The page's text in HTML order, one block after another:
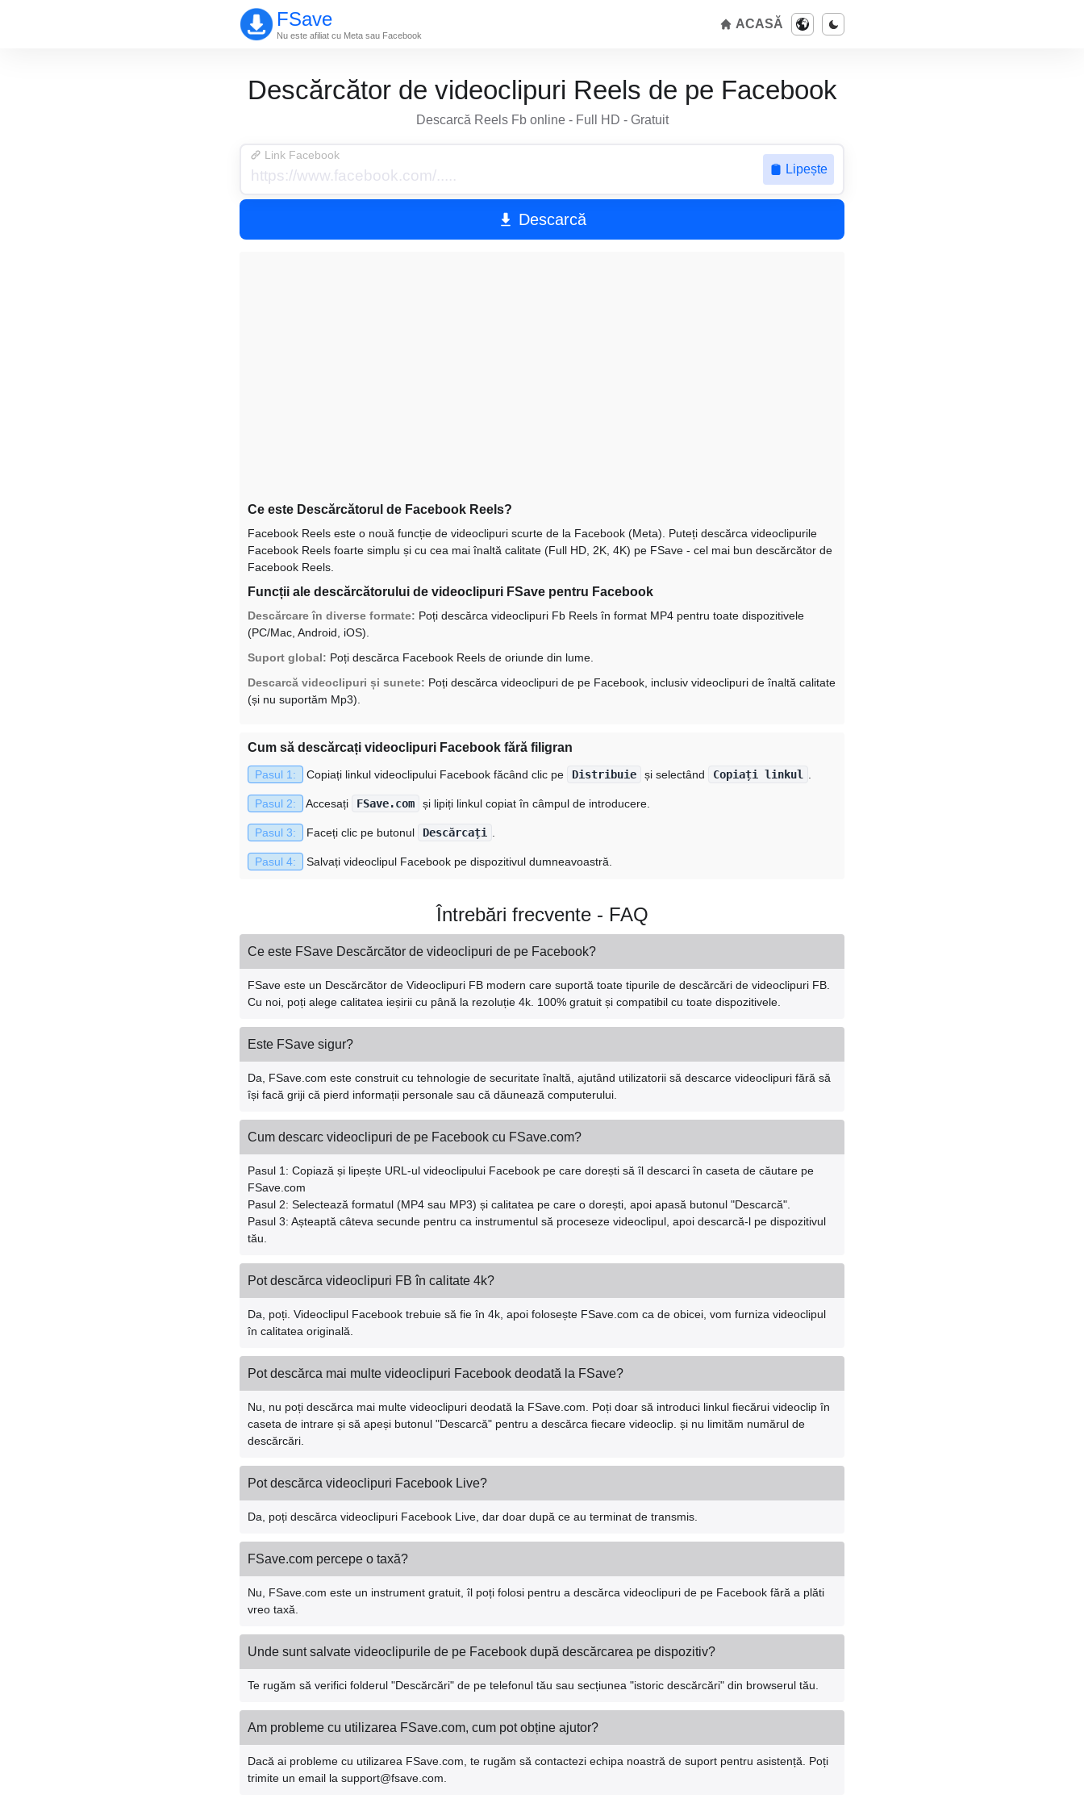
FSave
Nu este afiliat cu Meta sau Facebook
ACASĂ
Descărcător de videoclipuri Reels de pe Facebook
Descarcă Reels Fb online - Full HD - Gratuit
Link Facebook
Lipește
Descarcă
Ce este Descărcătorul de Facebook Reels?
Facebook Reels este o nouă funcție de videoclipuri scurte de la Facebook (Meta). Puteți descărca videoclipurile
Facebook Reels foarte simplu și cu cea mai înaltă calitate (Full HD, 2K, 4K) pe FSave - cel mai bun descărcător de
Facebook Reels.
Funcții ale descărcătorului de videoclipuri FSave pentru Facebook
Descărcare în diverse formate: Poți descărca videoclipuri Fb Reels în format MP4 pentru toate dispozitivele
(PC/Mac, Android, iOS).
Suport global: Poți descărca Facebook Reels de oriunde din lume.
Descarcă videoclipuri și sunete: Poți descărca videoclipuri de pe Facebook, inclusiv videoclipuri de înaltă calitate
(și nu suportăm Mp3).
Cum să descărcați videoclipuri Facebook fără filigran
Pasul 1: Copiați linkul videoclipului Facebook făcând clic pe Distribuie și selectând Copiați linkul
Pasul 2: Accesați FSave.com și lipiți linkul copiat în câmpul de introducere.
Pasul 3: Faceți clic pe butonul Descărcați
Pasul 4: Salvați videoclipul Facebook pe dispozitivul dumneavoastră.
Întrebări frecvente - FAQ
Ce este FSave Descărcător de videoclipuri de pe Facebook?
FSave este un Descărcător de Videoclipuri FB modern care suportă toate tipurile de descărcări de videoclipuri FB.
Cu noi, poți alege calitatea ieșirii cu până la rezoluție 4k. 100% gratuit și compatibil cu toate dispozitivele.
Este FSave sigur?
Da, FSave.com este construit cu tehnologie de securitate înaltă, ajutând utilizatorii să descarce videoclipuri fără să
își facă griji că pierd informații personale sau că dăunează computerului.
Cum descarc videoclipuri de pe Facebook cu FSave.com?
Pasul 1: Copiază și lipește URL-ul videoclipului Facebook pe care dorești să îl descarci în caseta de căutare pe
FSave.com
Pasul 2: Selectează formatul (MP4 sau MP3) și calitatea pe care o dorești, apoi apasă butonul "Descarcă".
Pasul 3: Așteaptă câteva secunde pentru ca instrumentul să proceseze videoclipul, apoi descarcă-l pe dispozitivul
tău.
Pot descărca videoclipuri FB în calitate 4k?
Da, poți. Videoclipul Facebook trebuie să fie în 4k, apoi folosește FSave.com ca de obicei, vom furniza videoclipul
în calitatea originală.
Pot descărca mai multe videoclipuri Facebook deodată la FSave?
Nu, nu poți descărca mai multe videoclipuri deodată la FSave.com. Poți doar să introduci linkul fiecărui videoclip în
caseta de intrare și să apeși butonul "Descarcă" pentru a descărca fiecare videoclip. și nu limităm numărul de
descărcări.
Pot descărca videoclipuri Facebook Live?
Da, poți descărca videoclipuri Facebook Live, dar doar după ce au terminat de transmis.
FSave.com percepe o taxă?
Nu, FSave.com este un instrument gratuit, îl poți folosi pentru a descărca videoclipuri de pe Facebook fără a plăti
vreo taxă.
Unde sunt salvate videoclipurile de pe Facebook după descărcarea pe dispozitiv?
Te rugăm să verifici folderul "Descărcări" de pe telefonul tău sau secțiunea "istoric descărcări" din browserul tău.
Am probleme cu utilizarea FSave.com, cum pot obține ajutor?
Dacă ai probleme cu utilizarea FSave.com, te rugăm să contactezi echipa noastră de suport pentru asistență. Poți
trimite un email la support@fsave.com.